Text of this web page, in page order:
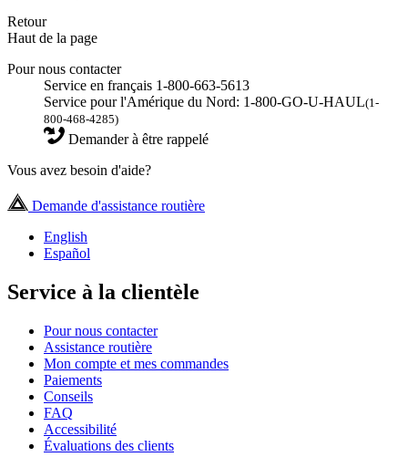
Retour
Haut de la page
Pour nous contacter
Service en français 1-800-663-5613
Service pour l'Amérique du Nord: 1-800-GO-U-HAUL(1-
800-468-4285)
Demander à être rappelé
Vous avez besoin d'aide?
Demande d'assistance routière
English
Español
Service à la clientèle
Pour nous contacter
Assistance routière
Mon compte et mes commandes
Paiements
Conseils
FAQ
Accessibilité
Évaluations des clients